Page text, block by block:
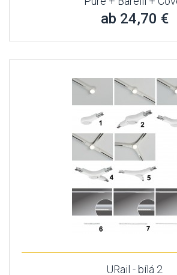
ab 24,70 €
URail - bílá 2